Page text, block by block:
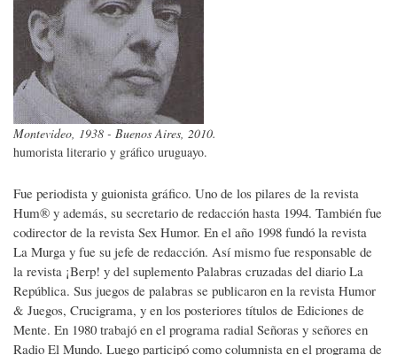
Montevideo, 1938 - Buenos Aires, 2010.
humorista literario y gráfico uruguayo.
Fue periodista y guionista gráfico. Uno de los pilares de la revista
Hum® y además, su secretario de redacción hasta 1994. También fue
codirector de la revista Sex Humor. En el año 1998 fundó la revista
La Murga y fue su jefe de redacción. Así mismo fue responsable de
la revista ¡Berp! y del suplemento Palabras cruzadas del diario La
República. Sus juegos de palabras se publicaron en la revista Humor
& Juegos, Crucigrama, y en los posteriores títulos de Ediciones de
Mente. En 1980 trabajó en el programa radial Señoras y señores en
Radio El Mundo. Luego participó como columnista en el programa de